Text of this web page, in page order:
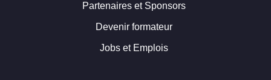
Partenaires et Sponsors
Devenir formateur
Jobs et Emplois